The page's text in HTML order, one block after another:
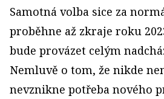
Samotná volba sice za
proběhne až zkraje roku
bude provázet celým
Nemluvě o tom, že nikde
nevznikne potřeba nového